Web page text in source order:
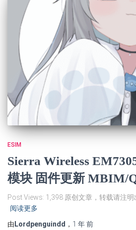
ESIM
Sierra Wireless
模块 固件更新 MBIM/
Post Views: 1,398 原创文章，转载请注
阅读更多
由 Lordpenguindd ， 1 年前